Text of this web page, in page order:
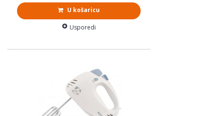
U košaricu
Usporedi